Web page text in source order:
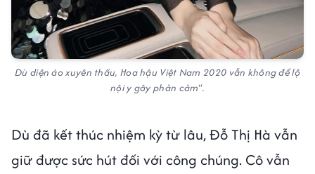
Dù diện áo xuyên thấu, Hoa hậu Việt Nam 2020 vẫn không để lộ
nội y gây phản cảm".
Dù đã kết thúc nhiệm kỳ từ lâu, Đỗ Thị Hà vẫn
giữ được sức hút đối với công chúng. Cô vẫn